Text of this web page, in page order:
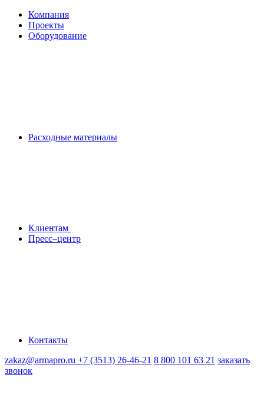
Компания
Проекты
Оборудование
Расходные материалы
Клиентам
Пресс–центр
Контакты
zakaz@armapro.ru +7 (3513) 26-46-21 8 800 101 63 21 заказать
звонок